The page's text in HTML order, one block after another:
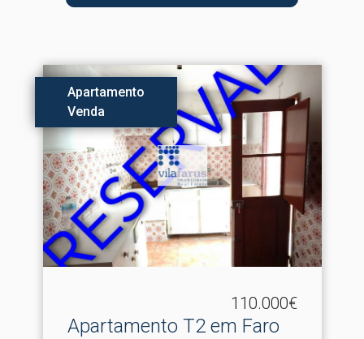
Apartamento
Venda
110.000€
Apartamento T2 em Faro